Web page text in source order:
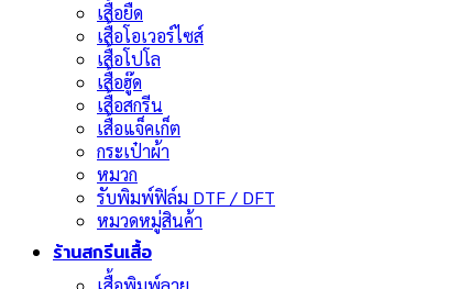
เสื้อยืด
เสื้อโอเวอร์ไซส์
เสื้อโปโล
เสื้อฮู๊ด
เสื้อสกรีน
เสื้อแจ็คเก็ต
กระเป๋าผ้า
หมวก
รับพิมพ์ฟิล์ม DTF / DFT
หมวดหมู่สินค้า
ร้านสกรีนเสื้อ